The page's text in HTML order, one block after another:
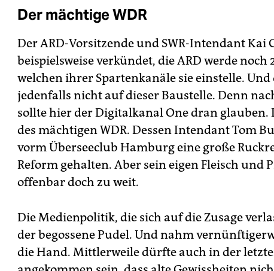
Der mächtige WDR
Der ARD-Vorsitzende und SWR-Intendant Kai
beispielsweise verkündet, die ARD werde noch
welchen ihrer Spartenkanäle sie einstelle.
jedenfalls nicht auf dieser Baustelle. Denn
sollte hier der Digitalkanal One dran glauben.
des mächtigen WDR. Dessen Intendant Tom
vorm Überseeclub Hamburg eine große
Reform gehalten. Aber sein eigen Fleisch und
offenbar doch zu weit.
Die Medienpolitik, die sich auf die Zusage
der begossene Pudel. Und nahm
die Hand. Mittlerweile dürfte auch in der